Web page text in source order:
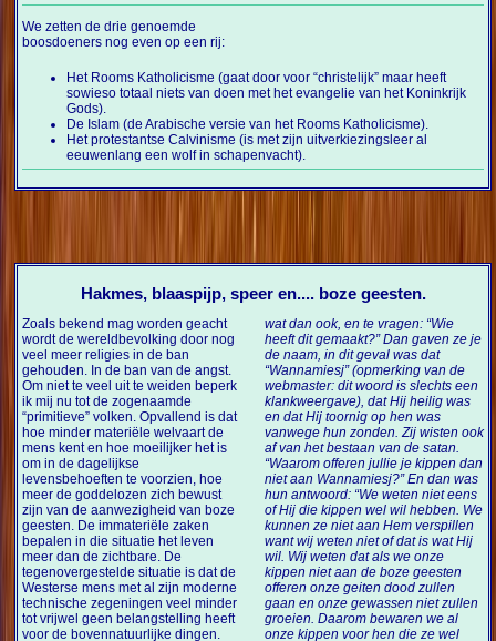
We zetten de drie genoemde
boosdoeners nog even op een rij:
Het Rooms Katholicisme (gaat door voor “christelijk” maar heeft
sowieso totaal niets van doen met het evangelie van het Koninkrijk
Gods).
De Islam (de Arabische versie van het Rooms Katholicisme).
Het protestantse Calvinisme (is met zijn uitverkiezingsleer al
eeuwenlang een wolf in schapenvacht).
Hakmes, blaaspijp, speer en.... boze geesten.
Zoals bekend mag worden geacht
wordt de wereldbevolking door nog
veel meer religies in de ban
gehouden. In de ban van de angst.
Om niet te veel uit te weiden beperk
ik mij nu tot de zogenaamde
“primitieve” volken. Opvallend is dat
hoe minder materiële welvaart de
mens kent en hoe moeilijker het is
om in de dagelijkse
levensbehoeften te voorzien, hoe
meer de goddelozen zich bewust
zijn van de aanwezigheid van boze
geesten. De immateriële zaken
bepalen in die situatie het leven
meer dan de zichtbare. De
tegenovergestelde situatie is dat de
Westerse mens met al zijn moderne
technische zegeningen veel minder
tot vrijwel geen belangstelling heeft
voor de bovennatuurlijke dingen.
wat dan ook, en te vragen: “Wie
heeft dit gemaakt?” Dan gaven ze je
de naam, in dit geval was dat
“Wannamiesj” (opmerking van de
webmaster: dit woord is slechts een
klankweergave), dat Hij heilig was
en dat Hij toornig op hen was
vanwege hun zonden. Zij wisten ook
af van het bestaan van de satan.
“Waarom offeren jullie je kippen dan
niet aan Wannamiesj?” En dan was
hun antwoord: “We weten niet eens
of Hij die kippen wel wil hebben. We
kunnen ze niet aan Hem verspillen
want wij weten niet of dat is wat Hij
wil. Wij weten dat als we onze
kippen niet aan de boze geesten
offeren onze geiten dood zullen
gaan en onze gewassen niet zullen
groeien. Daarom bewaren we al
onze kippen voor hen die ze wel